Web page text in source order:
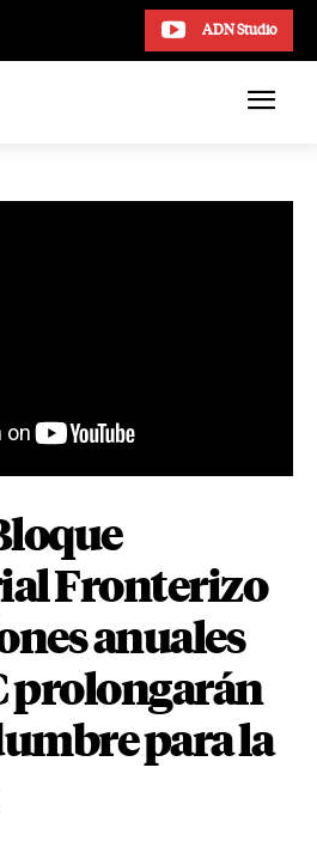
ADN Studio
Fronterizo
anuales
prolongarán
para la